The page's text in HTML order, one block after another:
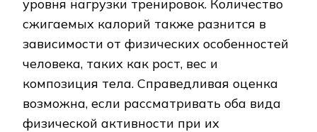
уровня нагрузки тренировок. Количество
сжигаемых калорий также разнится в
зависимости от физических особенностей
человека, таких как рост, вес и
композиция тела. Справедливая оценка
возможна, если рассматривать оба вида
физической активности при их